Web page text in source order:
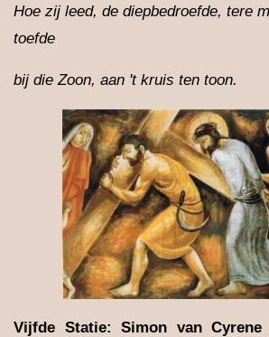
Hoe zij leed, de diepbedroefde, tere
toefde
bij die Zoon, aan 't kruis ten toon.
Vijfde Statie: Simon van